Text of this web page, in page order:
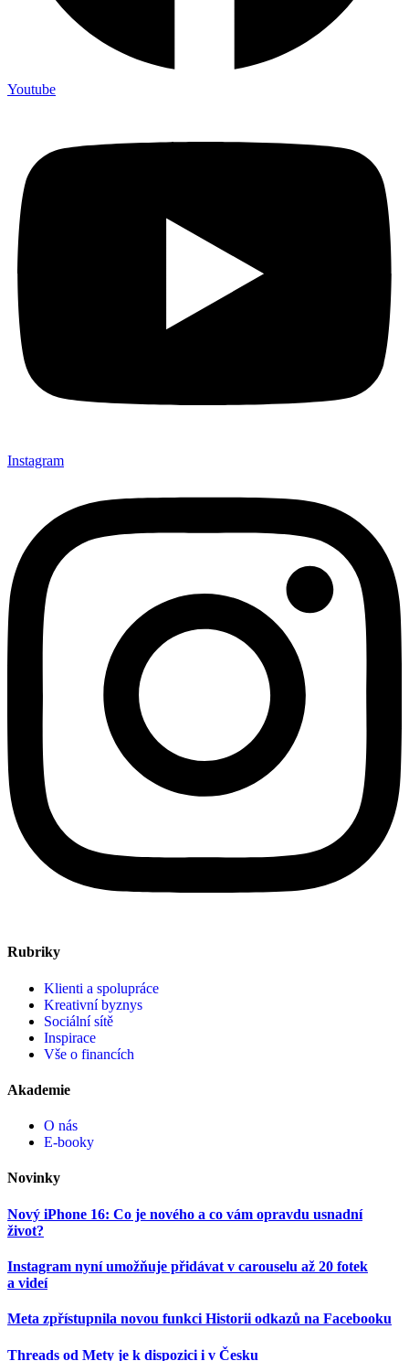
Youtube
Instagram
Rubriky
Klienti a spolupráce
Kreativní byznys
Sociální sítě
Inspirace
Vše o financích
Akademie
O nás
E-booky
Novinky
Nový iPhone 16: Co je nového a co vám opravdu usnadní
život?
Instagram nyní umožňuje přidávat v carouselu až 20 fotek
a videí
Meta zpřístupnila novou funkci Historii odkazů na Facebooku
Threads od Mety je k dispozici i v Česku